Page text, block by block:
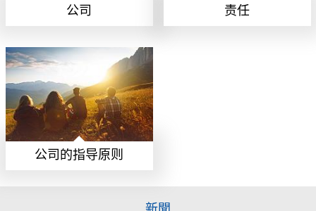
公司 责任
公司的指导原则